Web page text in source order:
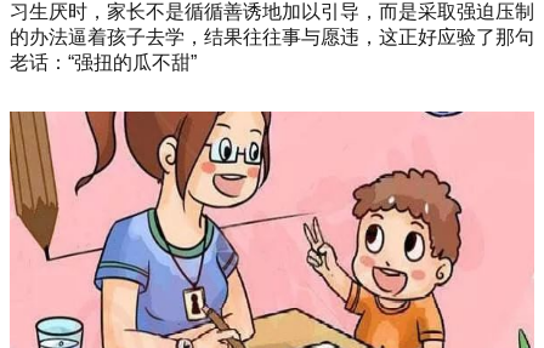
习生厌时，家长不是循循善诱地加以引导，而是采取强迫压制
的办法逼着孩子去学，结果往往事与愿违，这正好应验了那句
老话：“强扭的瓜不甜”